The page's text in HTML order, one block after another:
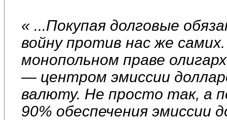
« ...Покупая долговые
войну против нас же
монопольном праве
— центром эмиссии
валюту. Не просто так, а
90% обеспечения эмиссии